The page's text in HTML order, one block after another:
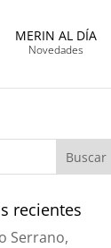
MERIN AL DÍA
Novedades
recientes
Serrano,